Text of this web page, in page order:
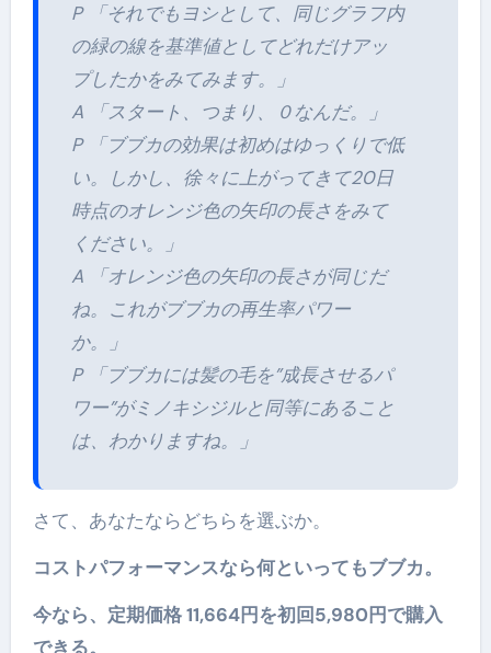
P 「それでもヨシとして、同じグラフ内
の緑の線を基準値としてどれだけアッ
プしたかをみてみます。」
A 「スタート、つまり、０なんだ。」
P 「ブブカの効果は初めはゆっくりで低
い。しかし、徐々に上がってきて20日
時点のオレンジ色の矢印の長さをみて
ください。」
A 「オレンジ色の矢印の長さが同じだ
ね。これがブブカの再生率パワー
か。」
P 「ブブカには髪の毛を”成長させるパ
ワー”がミノキシジルと同等にあること
は、わかりますね。」
さて、あなたならどちらを選ぶか。
コストパフォーマンスなら何といってもブブカ。
今なら、定期価格 11,664円を初回5,980円で購入
できる。